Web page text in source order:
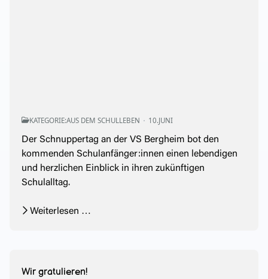
KATEGORIE:AUS DEM SCHULLEBEN 10.JUNI
Der Schnuppertag an der VS Bergheim bot den
kommenden Schulanfänger:innen einen lebendigen
und herzlichen Einblick in ihren zukünftigen
Schulalltag.
Weiterlesen …
Wir gratulieren!